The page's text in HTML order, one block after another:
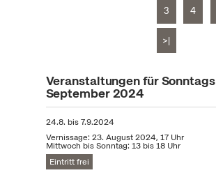
3 4
>|
Veranstaltungen für Sonntags
September 2024
24.8. bis7.9.2024
Vernissage: 23. August 2024, 17 Uhr
Mittwoch bis Sonntag: 13 bis 18 Uhr
Eintritt frei